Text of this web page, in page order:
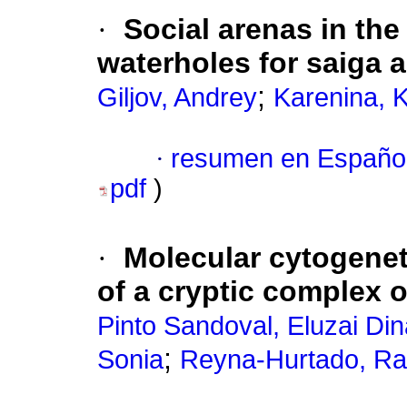
·
Social arenas in
waterholes for saiga
Giljov, Andrey; Karenina,
· resumen en
pdf )
·
Molecular
of a cryptic complex
Pinto Sandoval, Eluzai
Sonia; Reyna-Hurtado,